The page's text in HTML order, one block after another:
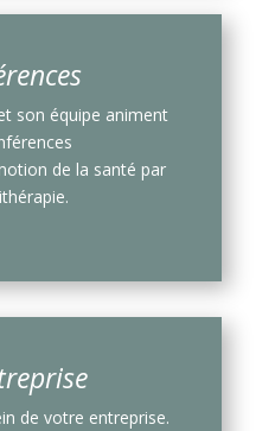
son équipe animent
de la santé par
de votre entreprise.